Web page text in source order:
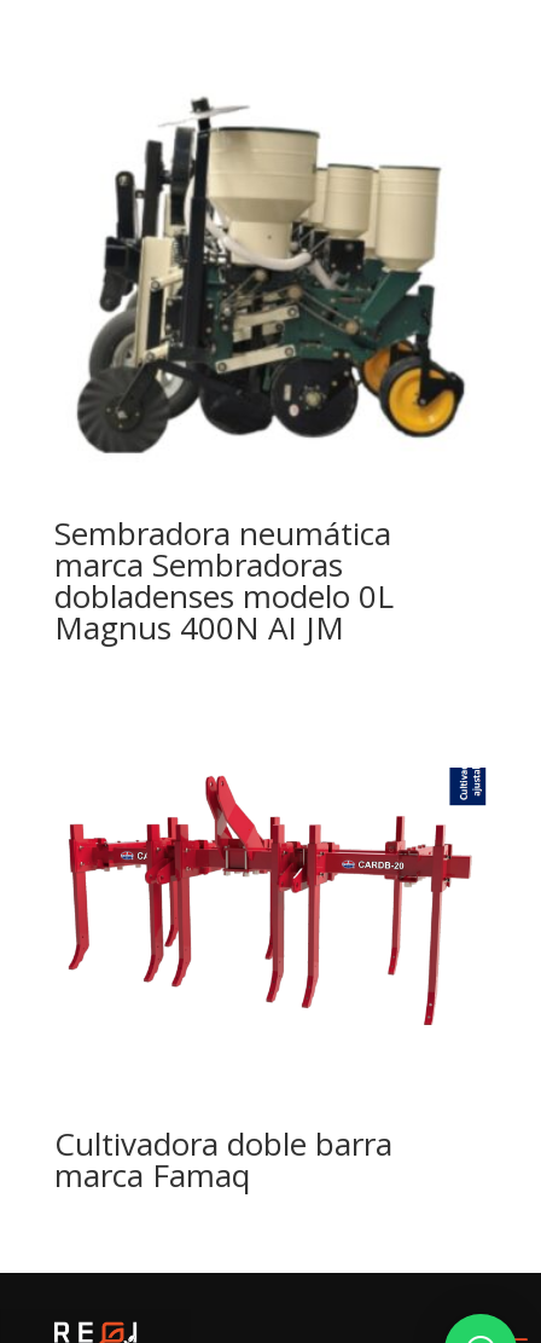
Sembradora neumática
marca Sembradoras
dobladenses modelo 0L
Magnus 400N AI JM
Cultivadora doble barra
marca Famaq